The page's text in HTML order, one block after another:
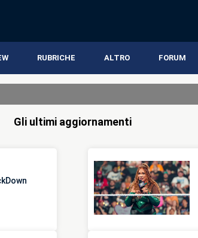
RUBRICHE ALTRO FORUM
Gli ultimi aggiornamenti